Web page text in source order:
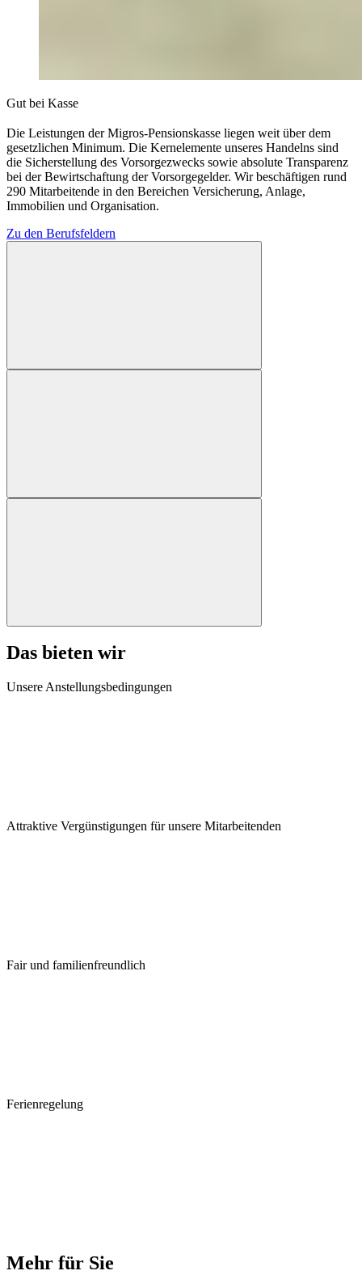
Gut bei Kasse
Die Leistungen der Migros-Pensionskasse liegen weit über dem
gesetzlichen Minimum. Die Kernelemente unseres Handelns sind
die Sicherstellung des Vorsorgezwecks sowie absolute Transparenz
bei der Bewirtschaftung der Vorsorgegelder. Wir beschäftigen rund
290 Mitarbeitende in den Bereichen Versicherung, Anlage,
Immobilien und Organisation.
Zu den Berufsfeldern
Das bieten wir
Unsere Anstellungsbedingungen
Attraktive Vergünstigungen für unsere Mitarbeitenden
Fair und familienfreundlich
Ferienregelung
Mehr für Sie